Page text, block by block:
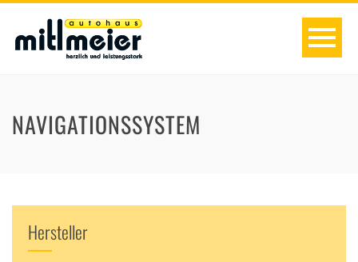
NAVIGATIONSSYSTEM
Hersteller